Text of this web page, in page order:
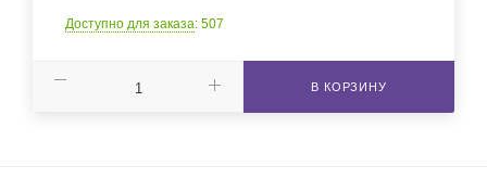
Доступно для заказа: 507
В КОРЗИНУ